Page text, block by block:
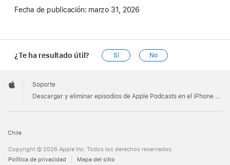
Fecha de publicación: marzo 31, 2026
¿Te ha resultado útil? Sí No
Footer

Apple
Soporte
Descargar y eliminar episodios de Apple Podcasts en el iPhone y iPad
Chile
Copyright © 2026 Apple Inc. Todos los derechos reservados.
Política de privacidad
Mapa del sitio